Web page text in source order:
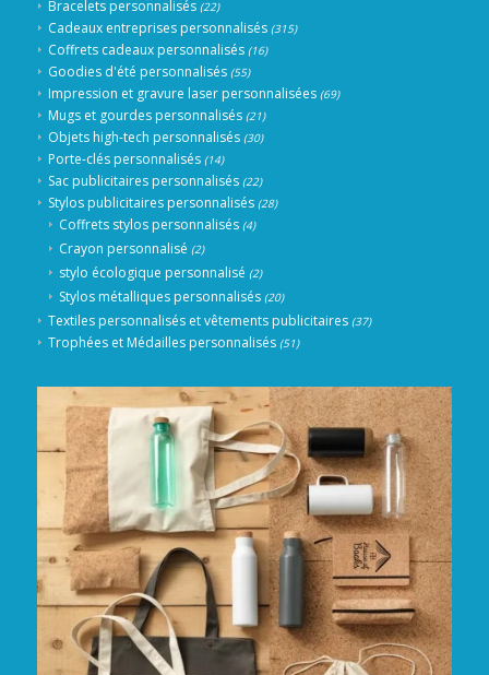
Bracelets personnalisés (22)
Cadeaux entreprises personnalisés (315)
Coffrets cadeaux personnalisés (16)
Goodies d'été personnalisés (55)
Impression et gravure laser personnalisées (69)
Mugs et gourdes personnalisés (21)
Objets high-tech personnalisés (30)
Porte-clés personnalisés (14)
Sac publicitaires personnalisés (22)
Stylos publicitaires personnalisés (28)
Coffrets stylos personnalisés (4)
Crayon personnalisé (2)
stylo écologique personnalisé (2)
Stylos métalliques personnalisés (20)
Textiles personnalisés et vêtements publicitaires (37)
Trophées et Médailles personnalisés (51)